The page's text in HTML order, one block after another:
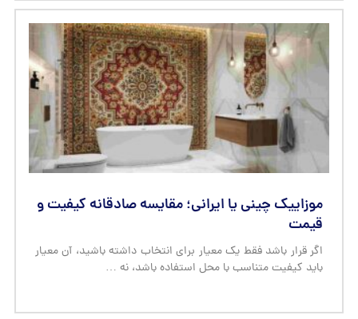
موزاییک چینی یا ایرانی؛ مقایسه صادقانه کیفیت و
قیمت
اگر قرار باشد فقط یک معیار برای انتخاب داشته باشید، آن معیار
باید کیفیت متناسب با محل استفاده باشد، نه …